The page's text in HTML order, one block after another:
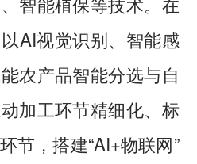
AI视觉识别、智能感
农产品智能分选与自
加工环节精细化、标
节，搭建“AI+物联网”